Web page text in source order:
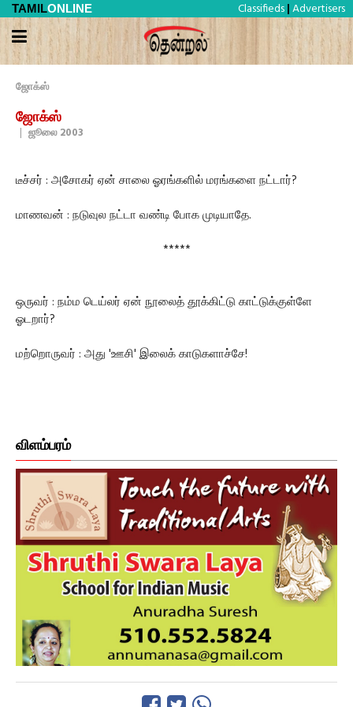
TAMILONLINE Classifieds | Advertisers
ஜோக்ஸ்
ஜோக்ஸ்
| ஜூலை 2003
டீச்சர் : அசோகர் ஏன் சாலை ஓரங்களில் மரங்களை நட்டார்?
மாணவன் : நடுவுல நட்டா வண்டி போக முடியாதே.
*****
ஒருவர் : நம்ம டெய்லர் ஏன் நூலைத் தூக்கிட்டு காட்டுக்குள்ளே
ஓடறார்?
மற்றொருவர் : அது 'ஊசி' இலைக் காடுகளாச்சே!
விளம்பரம்